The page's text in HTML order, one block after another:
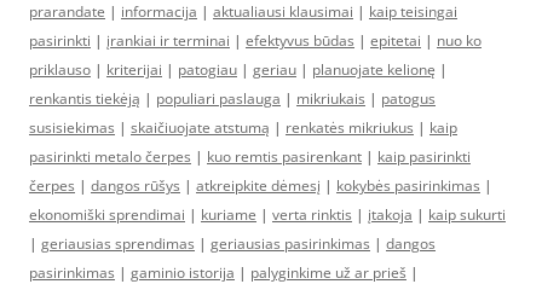
prarandate | informacija | aktualiausi klausimai | kaip teisingai
pasirinkti | įrankiai ir terminai | efektyvus būdas | epitetai | nuo ko
priklauso | kriterijai | patogiau | geriau | planuojate kelionę |
renkantis tiekėją | populiari paslauga | mikriukais | patogus
susisiekimas | skaičiuojate atstumą | renkatės mikriukus | kaip
pasirinkti metalo čerpes | kuo remtis pasirenkant | kaip pasirinkti
čerpes | dangos rūšys | atkreipkite dėmesį | kokybės pasirinkimas |
ekonomiški sprendimai | kuriame | verta rinktis | įtakoja | kaip sukurti
| geriausias sprendimas | geriausias pasirinkimas | dangos
pasirinkimas | gaminio istorija | palyginkime už ar prieš |